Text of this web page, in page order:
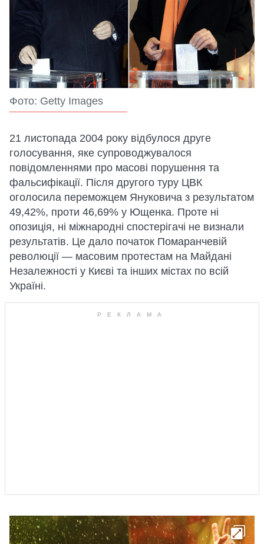
Фото: Getty Images
21 листопада 2004 року відбулося друге
голосування, яке супроводжувалося
повідомленнями про масові порушення та
фальсифікації. Після другого туру ЦВК
оголосила переможцем Януковича з результатом
49,42%, проти 46,69% у Ющенка. Проте ні
опозиція, ні міжнародні спостерігачі не визнали
результатів. Це дало початок Помаранчевій
революції — масовим протестам на Майдані
Незалежності у Києві та інших містах по всій
Україні.